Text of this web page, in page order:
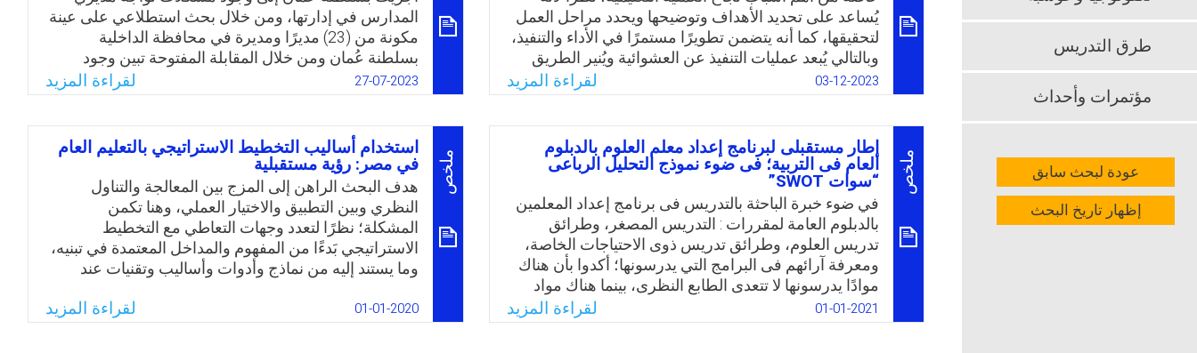
WhatsApp
Facebook
Twitter
Email
-في حدود علم الباحث- جاءت هذه الدراسة للتعرف على
متطلبات تطوير أداء مديري التعليم في ضوء أبعاد التفكير
الاستراتيجي.
WhatsApp
Facebook
Twitter
Email
يُساعد على تحديد الأهداف وتوضيحها ويحدد مراحل العمل
لتحقيقها، كما أنه يتضمن تطويرًا مستمرًا في الأداء والتنفيذ،
وبالتالي يُبعد عمليات التنفيذ عن العشوائية ويُنير الطريق
أمام واضعي السياسات ومُتخذي القرار التعليمي في مجال
تنمية قدرات المعلمين، ولتحقيق أهداف العملية التعليمية لا
بد من تنمية قدرات المعلمين والتي هي بمثابة العمود
الفقري للعملية التعليمية. وعليه تحددت مشكلة الدراسة
في تحديد السيناريوهات المقترحة لتنمية قدرات المعلمين
بمرحلة التعليم الأساسي في ضوء العصر الرقمي.
WhatsApp
Facebook
Twitter
Email
03-12-2023 لقراءة المزيد
المدارس في إدارتها، ومن خلال بحث استطلاعي على عينة
مكونة من (23) مديرًا ومديرة في محافظة الداخلية
بسلطنة عُمان ومن خلال المقابلة المفتوحة تبين وجود
العديد من المشكلات التي تواجه مديري ومديرات المدارس
في إدارة الأزمات التعليمية بشكل عام، وأزمة كورونا
بشكل خاص، ومنها: عدم وجود مخصصات مالية لإدارة
الأزمات، وقلة التدريب على مواجهة الأزمات وكيفية
التعامل معها بالأسلوب العلمي، ومركزية القرارات من
الجهات العليا، وضعف تأهيل لجان الآمان والسلامة والصحة
المدرسية، وكثرة الأعباء الملقاة على عاتق المديرين
والمعلمين، وضعف شبكات التواصل لتتناسب مع الوضع
الحالي في ظل الجائحة.
WhatsApp
Facebook
Twitter
Email
27-07-2023 لقراءة المزيد
ملخص
إطار مستقبلى لبرنامج إعداد معلم العلوم بالدبلوم
العام فى التربية؛ فى ضوء نموذج التحليل الرباعى
“سوات SWOT”
في ضوء خبرة الباحثة بالتدريس فى برنامج إعداد المعلمين
بالدبلوم العامة لمقررات : التدريس المصغر، وطرائق
تدريس العلوم، وطرائق تدريس ذوى الاحتياجات الخاصة،
ومعرفة آرائهم فى البرامج التي يدرسونها؛ أكدوا بأن هناك
موادًا يدرسونها لا تتعدى الطابع النظرى، بينما هناك مواد
ذات طابع عملي وذات أهمية لممارساتهم؛ ومنها: طرائق
تدريس التخصص للعلوم، وطرائق تدريس ذوى الاحتياجات
الخاصة، وتكنولوجيا التعليم، والتربية العملية، وانتقدوا
01-01-2021 لقراءة المزيد
ملخص
استخدام أساليب التخطيط الاستراتيجي بالتعليم العام
في مصر: رؤية مستقبلية
هدف البحث الراهن إلى المزج بين المعالجة والتناول
النظري وبين التطبيق والاختيار العملي، وهنا تكمن
المشكلة؛ نظرًا لتعدد وجهات التعاطي مع التخطيط
الاستراتيجي بَدءًا من المفهوم والمداخل المعتمدة في تبنيه،
وما يستند إليه من نماذج وأدوات وأساليب وتقنيات عند
التخطيط الاستراتيجي أن يقدم رؤية شاملة متوازنة بين
الإطار التنظيري الذي يعطي صورة متكاملة، ويقدم عرض
01-01-2020 لقراءة المزيد
طرق التدريس
مؤتمرات وأحداث
عودة لبحث سابق
إظهار تاريخ البحث